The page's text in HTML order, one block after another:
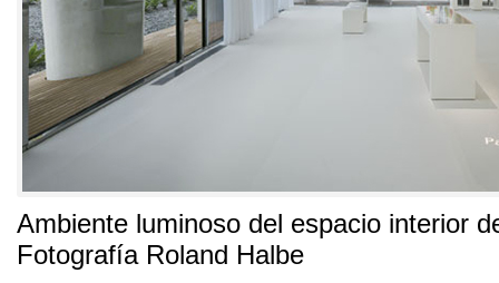
Ambiente luminoso del espacio interior
Fotografía Roland Halbe